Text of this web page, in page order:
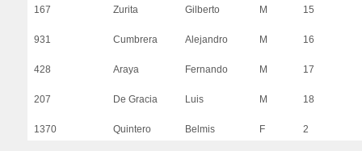
167 Zurita Gilberto M 15
931 Cumbrera Alejandro M 16
428 Araya Fernando M 17
207 De Gracia Luis M 18
1370 Quintero Belmis F 2